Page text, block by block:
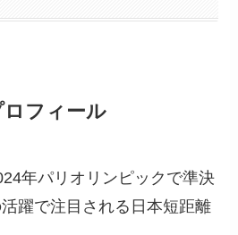
ロフィール
年パリオリンピックで準決
躍で注目される日本短距離